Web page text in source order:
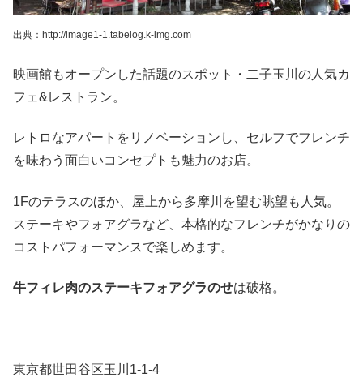
出典：http://image1-1.tabelog.k-img.com
映画館もオープンした話題のスポット・二子玉川の人気カ
フェ&レストラン。
レトロなアパートをリノベーションし、セルフでフレンチ
を味わう面白いコンセプトも魅力のお店。
1Fのテラスのほか、屋上から多摩川を望む眺望も人気。
ステーキやフォアグラなど、本格的なフレンチがかなりの
コストパフォーマンスで楽しめます。
牛フィレ肉のステーキフォアグラのせは破格。
東京都世田谷区玉川1-1-4